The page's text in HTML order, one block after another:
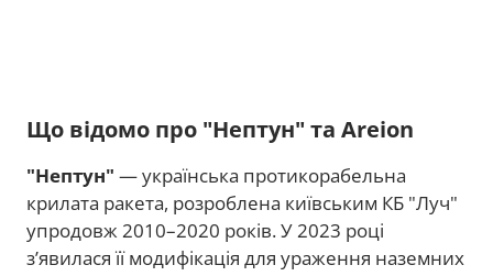
Що відомо про "Нептун" та Areion
"Нептун" — українська протикорабельна
крилата ракета, розроблена київським КБ "Луч"
упродовж 2010–2020 років. У 2023 році
зʼявилася її модифікація для ураження наземних